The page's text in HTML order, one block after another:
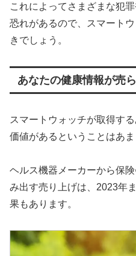
これによってさまざまな犯
恐れがあるので、スマート
きでしょう。
あなたの健康情報が売
スマートウォッチが取得す
価値があるということはあま
ヘルス機器メーカーから保
み出す売り上げは、2023年
果もあります。